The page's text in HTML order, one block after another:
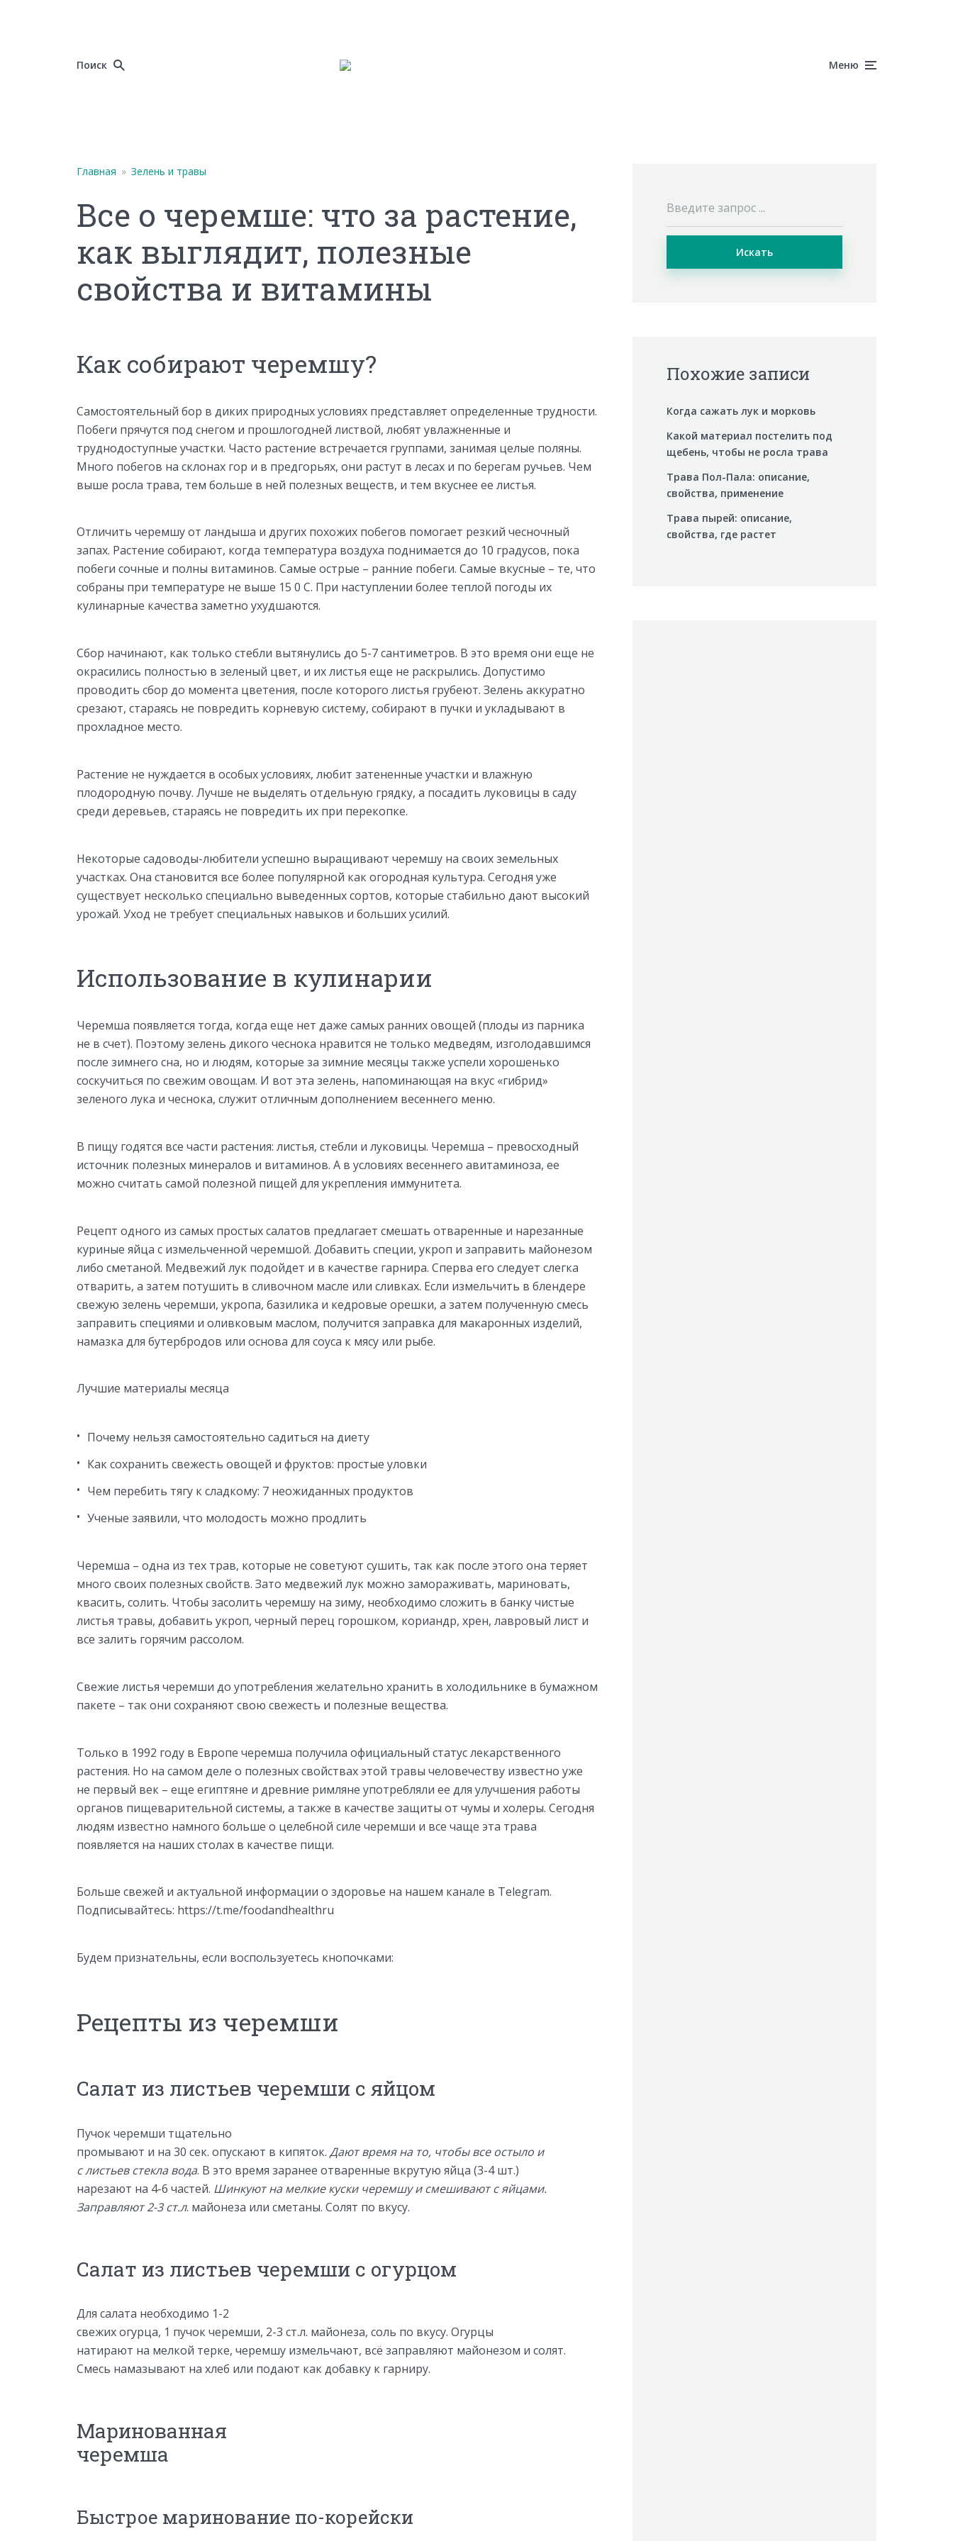
Поиск Меню
Главная » Зелень и травы
Все о черемше: что за растение,
как выглядит, полезные
свойства и витамины
Как собирают черемшу?
Самостоятельный бор в диких природных условиях представляет определенные трудности.
Побеги прячутся под снегом и прошлогодней листвой, любят увлажненные и
труднодоступные участки. Часто растение встречается группами, занимая целые поляны.
Много побегов на склонах гор и в предгорьях, они растут в лесах и по берегам ручьев. Чем
выше росла трава, тем больше в ней полезных веществ, и тем вкуснее ее листья.
Отличить черемшу от ландыша и других похожих побегов помогает резкий чесночный
запах. Растение собирают, когда температура воздуха поднимается до 10 градусов, пока
побеги сочные и полны витаминов. Самые острые – ранние побеги. Самые вкусные – те, что
собраны при температуре не выше 15 0 С. При наступлении более теплой погоды их
кулинарные качества заметно ухудшаются.
Сбор начинают, как только стебли вытянулись до 5-7 сантиметров. В это время они еще не
окрасились полностью в зеленый цвет, и их листья еще не раскрылись. Допустимо
проводить сбор до момента цветения, после которого листья грубеют. Зелень аккуратно
срезают, стараясь не повредить корневую систему, собирают в пучки и укладывают в
прохладное место.
Растение не нуждается в особых условиях, любит затененные участки и влажную
плодородную почву. Лучше не выделять отдельную грядку, а посадить луковицы в саду
среди деревьев, стараясь не повредить их при перекопке.
Некоторые садоводы-любители успешно выращивают черемшу на своих земельных
участках. Она становится все более популярной как огородная культура. Сегодня уже
существует несколько специально выведенных сортов, которые стабильно дают высокий
урожай. Уход не требует специальных навыков и больших усилий.
Использование в кулинарии
Черемша появляется тогда, когда еще нет даже самых ранних овощей (плоды из парника
не в счет). Поэтому зелень дикого чеснока нравится не только медведям, изголодавшимся
после зимнего сна, но и людям, которые за зимние месяцы также успели хорошенько
соскучиться по свежим овощам. И вот эта зелень, напоминающая на вкус «гибрид»
зеленого лука и чеснока, служит отличным дополнением весеннего меню.
В пищу годятся все части растения: листья, стебли и луковицы. Черемша – превосходный
источник полезных минералов и витаминов. А в условиях весеннего авитаминоза, ее
можно считать самой полезной пищей для укрепления иммунитета.
Рецепт одного из самых простых салатов предлагает смешать отваренные и нарезанные
куриные яйца с измельченной черемшой. Добавить специи, укроп и заправить майонезом
либо сметаной. Медвежий лук подойдет и в качестве гарнира. Сперва его следует слегка
отварить, а затем потушить в сливочном масле или сливках. Если измельчить в блендере
свежую зелень черемши, укропа, базилика и кедровые орешки, а затем полученную смесь
заправить специями и оливковым маслом, получится заправка для макаронных изделий,
намазка для бутербродов или основа для соуса к мясу или рыбе.
Лучшие материалы месяца
Почему нельзя самостоятельно садиться на диету
Как сохранить свежесть овощей и фруктов: простые уловки
Чем перебить тягу к сладкому: 7 неожиданных продуктов
Ученые заявили, что молодость можно продлить
Черемша – одна из тех трав, которые не советуют сушить, так как после этого она теряет
много своих полезных свойств. Зато медвежий лук можно замораживать, мариновать,
квасить, солить. Чтобы засолить черемшу на зиму, необходимо сложить в банку чистые
листья травы, добавить укроп, черный перец горошком, кориандр, хрен, лавровый лист и
все залить горячим рассолом.
Свежие листья черемши до употребления желательно хранить в холодильнике в бумажном
пакете – так они сохраняют свою свежесть и полезные вещества.
Только в 1992 году в Европе черемша получила официальный статус лекарственного
растения. Но на самом деле о полезных свойствах этой травы человечеству известно уже
не первый век – еще египтяне и древние римляне употребляли ее для улучшения работы
органов пищеварительной системы, а также в качестве защиты от чумы и холеры. Сегодня
людям известно намного больше о целебной силе черемши и все чаще эта трава
появляется на наших столах в качестве пищи.
Больше свежей и актуальной информации о здоровье на нашем канале в Telegram.
Подписывайтесь: https://t.me/foodandhealthru
Будем признательны, если воспользуетесь кнопочками:
Рецепты из черемши
Салат из листьев черемши с яйцом
Пучок черемши тщательно
промывают и на 30 сек. опускают в кипяток. Дают время на то, чтобы все остыло и
с листьев стекла вода. В это время заранее отваренные вкрутую яйца (3-4 шт.)
нарезают на 4-6 частей. Шинкуют на мелкие куски черемшу и смешивают с яйцами.
Заправляют 2-3 ст.л. майонеза или сметаны. Солят по вкусу.
Салат из листьев черемши с огурцом
Для салата необходимо 1-2
свежих огурца, 1 пучок черемши, 2-3 ст.л. майонеза, соль по вкусу. Огурцы
натирают на мелкой терке, черемшу измельчают, всё заправляют майонезом и солят.
Смесь намазывают на хлеб или подают как добавку к гарниру.
Маринованная
черемша
Быстрое маринование по-корейски
Искать
Похожие записи
Когда сажать лук и морковь
Какой материал постелить под
щебень, чтобы не росла трава
Трава Пол-Пала: описание,
свойства, применение
Трава пырей: описание,
свойства, где растет